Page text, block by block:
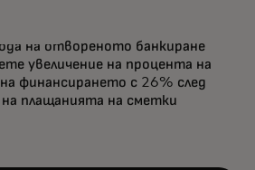
на отвореното
opens in a new tab
на отвореното банкиране
увеличение на процента на
финансирането с 26% след
плащанията на сметки